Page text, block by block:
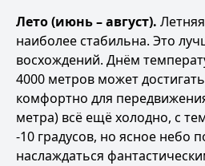
Лето (июнь – август).
наиболее стабильна. Это
восхождений. Днём
4000 метров может
комфортно для
метра) всё ещё холодно, с
-10 градусов, но ясное небо
наслаждаться